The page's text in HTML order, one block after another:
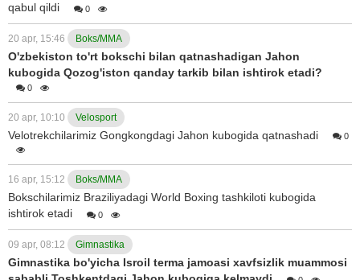
qabul qildi
0
20 apr, 15:46 Boks/MMA
O'zbekiston to'rt bokschi bilan qatnashadigan Jahon
kubogida Qozog'iston qanday tarkib bilan ishtirok etadi?
0
20 apr, 10:10 Velosport
Velotrekchilarimiz Gongkongdagi Jahon kubogida qatnashadi 0
16 apr, 15:12 Boks/MMA
Bokschilarimiz Braziliyadagi World Boxing tashkiloti kubogida
ishtirok etadi
0
09 apr, 08:12 Gimnastika
Gimnastika bo'yicha Isroil terma jamoasi xavfsizlik muammosi